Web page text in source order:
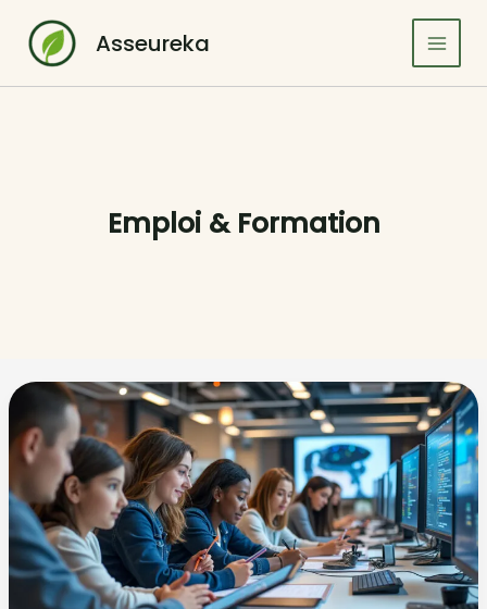
contenu
Asseureka
Emploi & Formation